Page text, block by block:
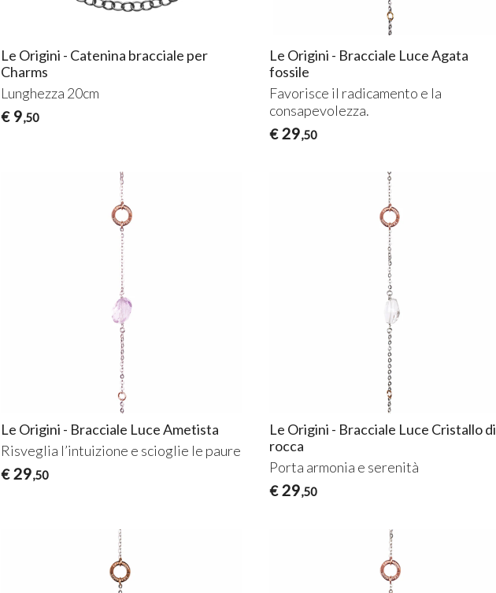
Le Origini - Catenina bracciale per
Charms
Lunghezza 20cm
€ 9,50
Le Origini - Bracciale Luce Agata
fossile
Favorisce il radicamento e la
consapevolezza.
€ 29,50
Le Origini - Bracciale Luce Ametista
Risveglia l’intuizione e scioglie le paure
€ 29,50
Le Origini - Bracciale Luce Cristallo di
rocca
Porta armonia e serenità
€ 29,50